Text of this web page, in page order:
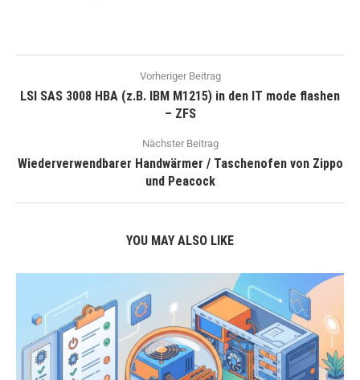
Vorheriger Beitrag
LSI SAS 3008 HBA (z.B. IBM M1215) in den IT mode flashen
– ZFS
Nächster Beitrag
Wiederverwendbarer Handwärmer / Taschenofen von Zippo
und Peacock
YOU MAY ALSO LIKE